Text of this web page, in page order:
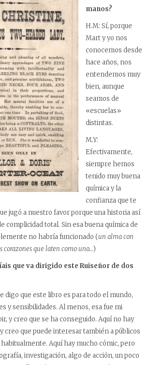
manos?
H.M: Sí, porque
Mart y yo nos
conocemos desde
hace años, nos
entendemos muy
bien, aunque
seamos de
«escuelas»
distintas.
M.Y:
Efectivamente,
siempre hemos
tenido muy buena
química y la
confianza que te
jugó a nuestro favor porque una historia así
complicidad total. Sin esa buena química de
no habría funcionado (un alma con
corazones que laten como uno…)
que va dirigido este Ruiseñor de dos
digo que este libro es para todo el mundo,
y sensibilidades. Al menos, esa fue mi
y creo que se ha conseguido. Aquí no hay
creo que puede interesar también a públicos
Aquí hay mucho cómic, pero
investigación, algo de acción, un poco